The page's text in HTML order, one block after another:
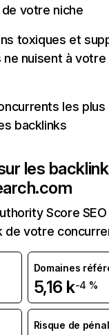
votre niche
toxiques et
ne nuisent à
les
backlinks
les
Score
de votre
Domaines
5,16 k-4 %
Risque de